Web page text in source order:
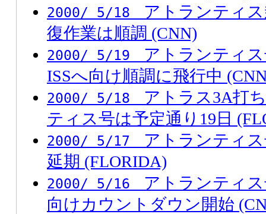
2000/ 5/18 アトランティ
復作業は順調 (CNN)
2000/ 5/19 アトランティ
ISSへ向け順調に飛行中
2000/ 5/18 アトラス3A打
ティス号は予定通り19日
2000/ 5/17 アトランティ
延期 (FLORIDA)
2000/ 5/16 アトランティ
向けカウントダウン開始